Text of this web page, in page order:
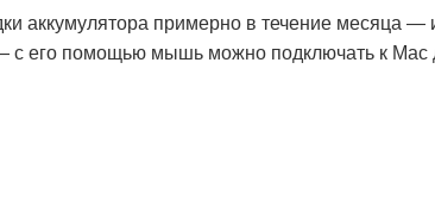
аккумулятора примерно в течение месяца
с его помощью мышь можно подключать к Mac
аккумулятора и легко скользит по